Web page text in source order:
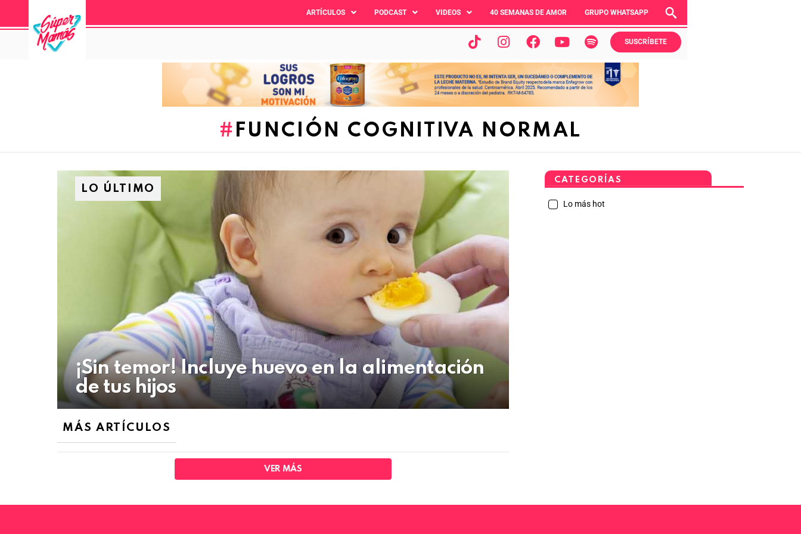
ARTÍCULOS PODCAST VIDEOS 40 SEMANAS DE AMOR GRUPO WHATSAPP
SUSCRÍBETE
FUNCIÓN COGNITIVA NORMAL
LO ÚLTIMO
¡Sin temor! Incluye huevo en la alimentación
de tus hijos
MÁS ARTÍCULOS
VER MÁS
CATEGORÍAS
Lo más hot